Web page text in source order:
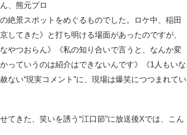
、熊元プロ
絶景スポットをめぐるものでした。ロケ中、稲田
してきた》と打ち明ける場面があったのですが、
やつおらん》《私の知り合いで言うと、なんか変
っていうのは紹介はできないんです》《1人もいな
ない“現実コメント”に、現場は爆笑につつまれてい
きた、笑いを誘う“江口節”に放送後Xでは、こん